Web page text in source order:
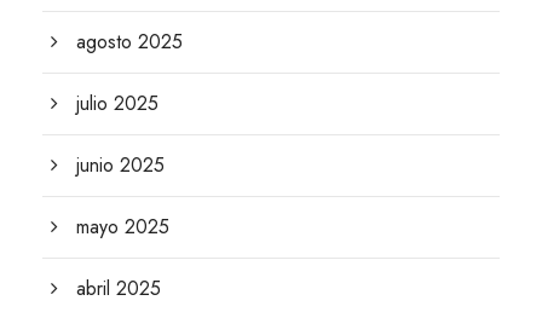
agosto 2025
julio 2025
junio 2025
mayo 2025
abril 2025